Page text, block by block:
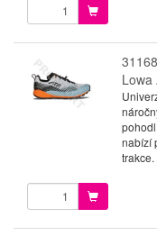
Lowa
nabízí
trakce.